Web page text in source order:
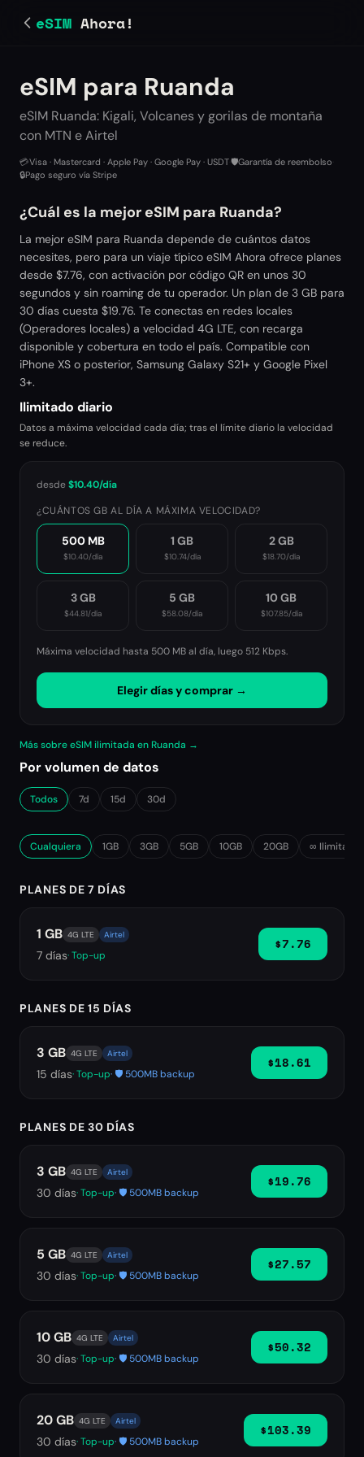
eSIM Ahora!
eSIM para Ruanda
eSIM Ruanda: Kigali, Volcanes y gorilas de montaña
con MTN e Airtel
💳Visa · Mastercard · Apple Pay · Google Pay · USDT🛡️Garantía de reembolso
🔒Pago seguro vía Stripe
¿Cuál es la mejor eSIM para Ruanda?
La mejor eSIM para Ruanda depende de cuántos datos
necesites, pero para un viaje típico eSIM Ahora ofrece planes
desde $7.76, con activación por código QR en unos 30
segundos y sin roaming de tu operador. Un plan de 3 GB para
30 días cuesta $19.76. Te conectas en redes locales
(Operadores locales) a velocidad 4G LTE, con recarga
disponible y cobertura en todo el país. Compatible con
iPhone XS o posterior, Samsung Galaxy S21+ y Google Pixel
3+.
Ilimitado diario
Datos a máxima velocidad cada día; tras el límite diario la velocidad
se reduce.
desde$10.40/día
¿CUÁNTOS GB AL DÍA A MÁXIMA VELOCIDAD?
500 MB
$10.40/día
1 GB
$10.74/día
2 GB
$18.70/día
3 GB
$44.81/día
5 GB
$58.08/día
10 GB
$107.85/día
Máxima velocidad hasta 500 MB al día, luego 512 Kbps.
Elegir días y comprar →
Más sobre eSIM ilimitada en Ruanda →
Por volumen de datos
Todos 7d 15d 30d
Cualquiera 1GB 3GB 5GB 10GB 20GB ∞ Ilimitado
PLANES DE 7 DÍAS
1 GB 4G LTE Airtel
7 días· Top-up
$7.76
PLANES DE 15 DÍAS
3 GB 4G LTE Airtel
15 días· Top-up· 🛡️ 500MB backup
$18.61
PLANES DE 30 DÍAS
3 GB 4G LTE Airtel
30 días· Top-up· 🛡️ 500MB backup
$19.76
5 GB 4G LTE Airtel
30 días· Top-up· 🛡️ 500MB backup
$27.57
10 GB 4G LTE Airtel
30 días· Top-up· 🛡️ 500MB backup
$50.32
20 GB 4G LTE Airtel
30 días· Top-up· 🛡️ 500MB backup
$103.39